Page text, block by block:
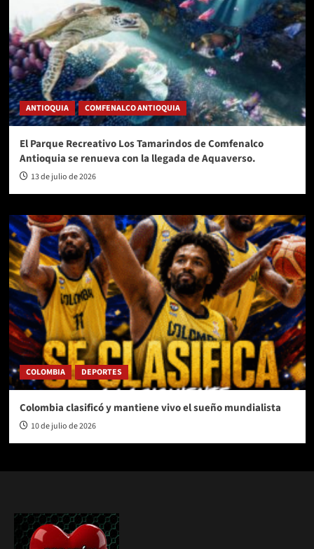
ANTIOQUIA COMFENALCO ANTIOQUIA
El Parque Recreativo Los Tamarindos de Comfenalco
Antioquia se renueva con la llegada de Aquaverso.
13 de julio de 2026
COLOMBIA DEPORTES
Colombia clasificó y mantiene vivo el sueño mundialista
10 de julio de 2026